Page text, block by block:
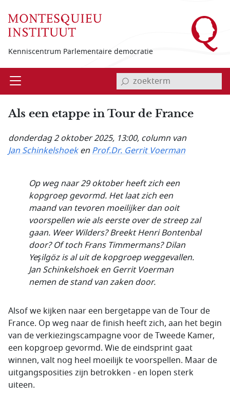
Kenniscentrum Parlementaire democratie
Open invoerveld zoekterm
Als een etappe in Tour de France
donderdag 2 oktober 2025, 13:00, column van
Jan SchinkelshoekenProf.Dr. Gerrit Voerman
Op weg naar 29 oktober heeft zich een
kopgroep gevormd. Het laat zich een
maand van tevoren moeilijker dan ooit
voorspellen wie als eerste over de streep zal
gaan. Weer Wilders? Breekt Henri Bontenbal
door? Of toch Frans Timmermans? Dilan
Yeşilgöz is al uit de kopgroep weggevallen.
Jan Schinkelshoek en Gerrit Voerman
nemen de stand van zaken door.
Alsof we kijken naar een bergetappe van de Tour de
France. Op weg naar de finish heeft zich, aan het begin
van de verkiezingscampagne voor de Tweede Kamer,
een kopgroep gevormd. Wie de eindsprint gaat
winnen, valt nog heel moeilijk te voorspellen. Maar de
uitgangsposities zijn betrokken - en lopen sterk
uiteen.